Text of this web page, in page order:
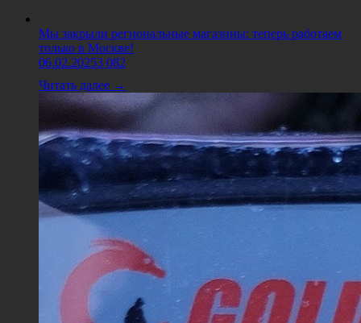
Мы закрыли региональные магазины: теперь работаем
только в Москве!
06.02.20253 082
Читать далее →